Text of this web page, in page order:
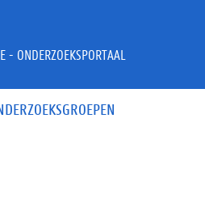
- ONDERZOEKSPORTAAL